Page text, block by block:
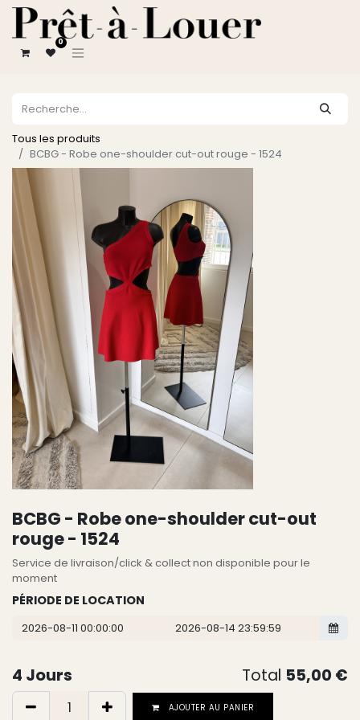
0
Tous les produits
BCBG - Robe one-shoulder cut-out rouge - 1524
BCBG - Robe one-shoulder cut-out
rouge - 1524
Service de livraison/click & collect non disponible pour le
moment
PÉRIODE DE LOCATION
4 Jours Total 55,00 €
AJOUTER AU PANIER